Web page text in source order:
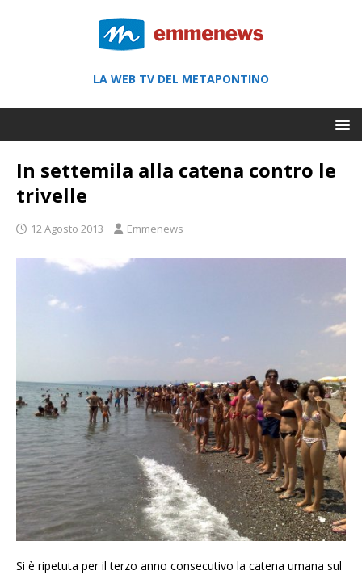
LA WEB TV DEL METAPONTINO
In settemila alla catena contro le
trivelle
12 Agosto 2013 Emmenews
Si è ripetuta per il terzo anno consecutivo la catena umana sul